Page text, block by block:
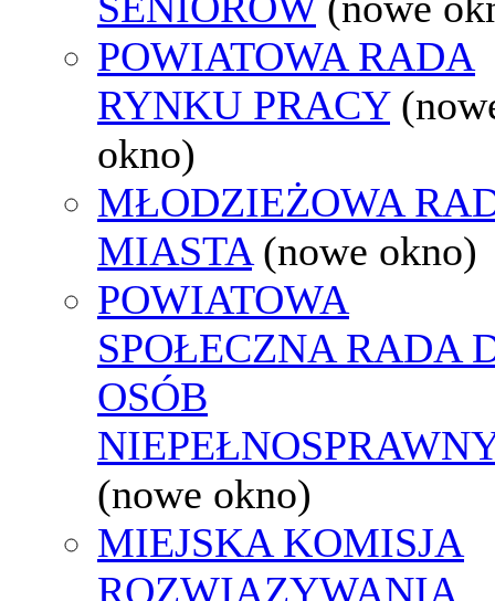
POWIATOWA RADA
RYNKU PRACY
okno)
MŁODZIEŻOWA
MIASTA (nowe okno)
POWIATOWA
SPOŁECZNA RADA
OSÓB
(nowe okno)
MIEJSKA KOMISJA
ROZWIĄZYWANIA